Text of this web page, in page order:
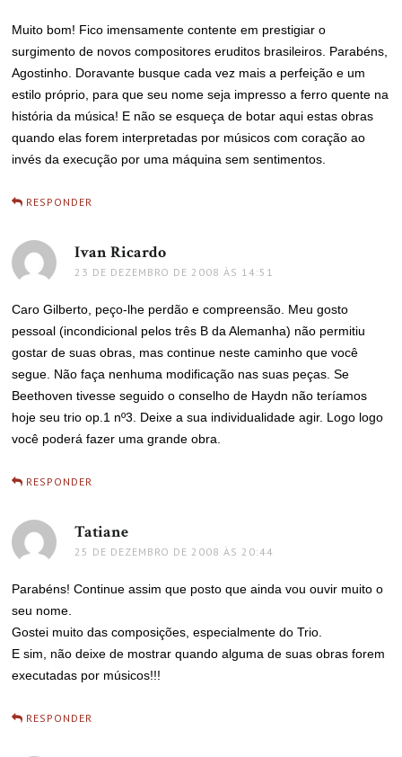
Muito bom! Fico imensamente contente em prestigiar o
surgimento de novos compositores eruditos brasileiros. Parabéns,
Agostinho. Doravante busque cada vez mais a perfeição e um
estilo próprio, para que seu nome seja impresso a ferro quente na
história da música! E não se esqueça de botar aqui estas obras
quando elas forem interpretadas por músicos com coração ao
invés da execução por uma máquina sem sentimentos.
RESPONDER
Ivan Ricardo
23 DE DEZEMBRO DE 2008 ÀS 14:51
Caro Gilberto, peço-lhe perdão e compreensão. Meu gosto
pessoal (incondicional pelos três B da Alemanha) não permitiu
gostar de suas obras, mas continue neste caminho que você
segue. Não faça nenhuma modificação nas suas peças. Se
Beethoven tivesse seguido o conselho de Haydn não teríamos
hoje seu trio op.1 nº3. Deixe a sua individualidade agir. Logo logo
você poderá fazer uma grande obra.
RESPONDER
Tatiane
25 DE DEZEMBRO DE 2008 ÀS 20:44
Parabéns! Continue assim que posto que ainda vou ouvir muito o
seu nome.
Gostei muito das composições, especialmente do Trio.
E sim, não deixe de mostrar quando alguma de suas obras forem
executadas por músicos!!!
RESPONDER